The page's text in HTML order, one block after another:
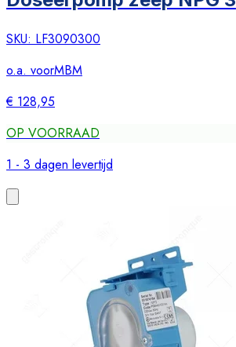
SKU: LF3090300
o.a. voorMBM
€ 128,95
OP VOORRAAD
1 - 3 dagen levertijd